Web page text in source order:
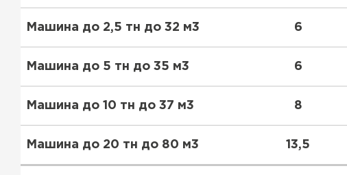
Машина до 2,5 тн до 32 м3 6
Машина до 5 тн до 35 м3 6
Машина до 10 тн до 37 м3 8
Машина до 20 тн до 80 м3 13,5
ПЕРЕЙТИ